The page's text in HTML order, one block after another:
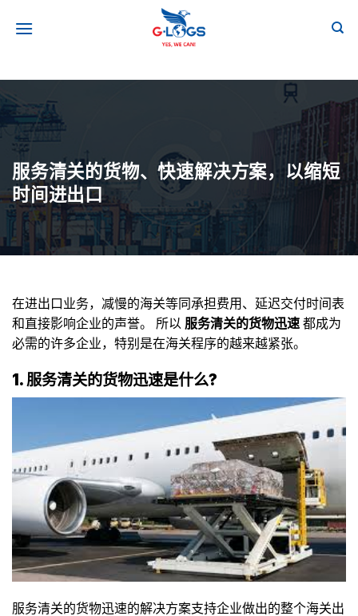
服务清关的货物、快速解决方案，以缩短
时间进出口
在进出口业务，减慢的海关等同承担费用、延迟交付时间表
和直接影响企业的声誉。 所以 服务清关的货物迅速 都成为
必需的许多企业，特别是在海关程序的越来越紧张。
1. 服务清关的货物迅速是什么?
服务清关的货物迅速的解决方案支持企业做出的整个海关出